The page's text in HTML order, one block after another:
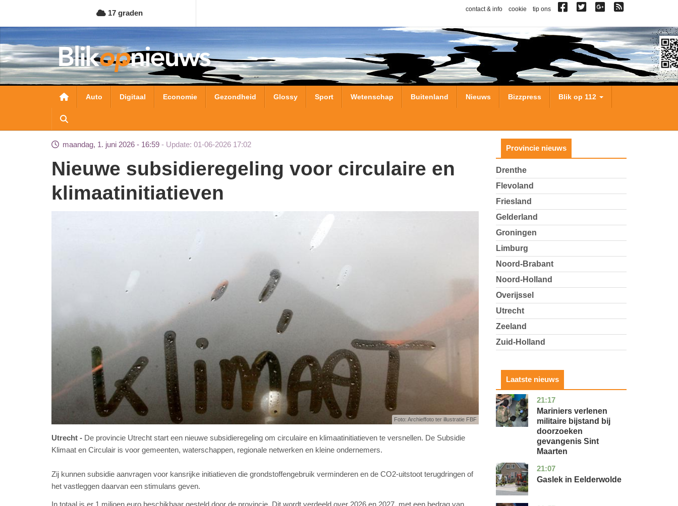
naar
de
inhoud
gaan
17 graden contact & info cookie tip ons
Hoofdnavigatie
Auto Digitaal Economie Gezondheid Glossy Sport Wetenschap Buitenland Nieuws Bizzpress Blik op 112
maandag, 1. juni 2026 - 16:59 Update: 01-06-2026 17:02
Nieuwe subsidieregeling voor circulaire en
klimaatinitiatieven
Foto: Archieffoto ter illustratie FBF
Utrecht
De provincie Utrecht start een nieuwe subsidieregeling om circulaire en klimaatinitiatieven te versnellen. De Subsidie
Klimaat en Circulair is voor gemeenten, waterschappen, regionale netwerken en kleine ondernemers.
Zij kunnen subsidie aanvragen voor kansrijke initiatieven die grondstoffengebruik verminderen en de CO2-uitstoot terugdringen of
het vastleggen daarvan een stimulans geven.
Provincie nieuws
Drenthe
Flevoland
Friesland
Gelderland
Groningen
Limburg
Noord-Brabant
Noord-Holland
Overijssel
Utrecht
Zeeland
Zuid-Holland
Laatste nieuws
21:17
buitenland
Mariniers verlenen
militaire bijstand bij
doorzoeken
gevangenis Sint
Maarten
21:07
drenthe
nieuws
Gaslek in Eelderwolde